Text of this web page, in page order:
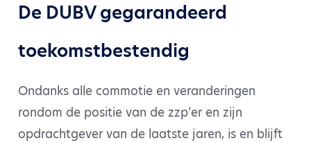
De DUBV gegarandeerd
toekomstbestendig
Ondanks alle commotie en veranderingen
rondom de positie van de zzp’er en zijn
opdrachtgever van de laatste jaren, is en blijft